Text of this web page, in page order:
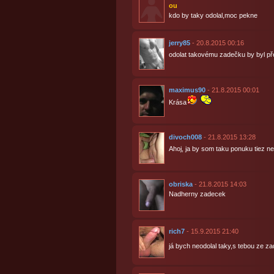
ou
kdo by taky odolal,moc pekne
jerry85- 20.8.2015 00:16
odolat takovému zadečku by byl
maximus90- 21.8.2015 00:01
Krása
divoch008- 21.8.2015 13:28
Ahoj, ja by som taku ponuku tiez
obriska- 21.8.2015 14:03
Nadherny zadecek
rich7- 15.9.2015 21:40
já bych neodolal taky,s tebou ze